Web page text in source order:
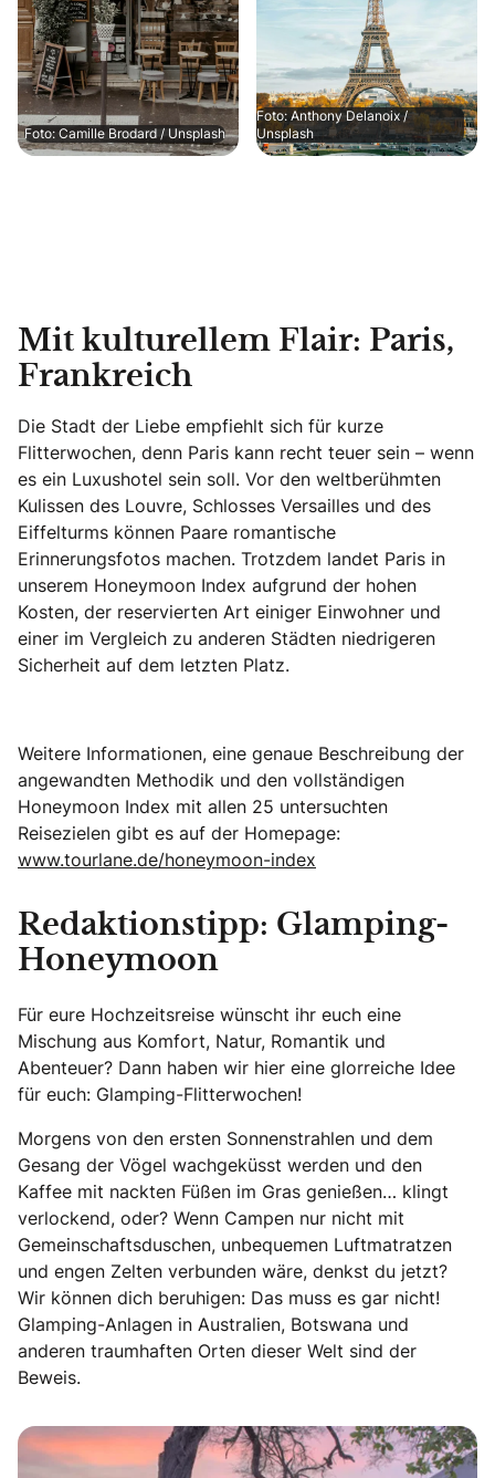
Foto: Camille Brodard / Unsplash
Foto: Anthony Delanoix /
Unsplash
Mit kulturellem Flair: Paris,
Frankreich
Die Stadt der Liebe empfiehlt sich für kurze
Flitterwochen, denn Paris kann recht teuer sein – wenn
es ein Luxushotel sein soll. Vor den weltberühmten
Kulissen des Louvre, Schlosses Versailles und des
Eiffelturms können Paare romantische
Erinnerungsfotos machen. Trotzdem landet Paris in
unserem Honeymoon Index aufgrund der hohen
Kosten, der reservierten Art einiger Einwohner und
einer im Vergleich zu anderen Städten niedrigeren
Sicherheit auf dem letzten Platz.
Weitere Informationen, eine genaue Beschreibung der
angewandten Methodik und den vollständigen
Honeymoon Index mit allen 25 untersuchten
Reisezielen gibt es auf der Homepage:
www.tourlane.de/honeymoon-index
Redaktionstipp: Glamping-
Honeymoon
Für eure Hochzeitsreise wünscht ihr euch eine
Mischung aus Komfort, Natur, Romantik und
Abenteuer? Dann haben wir hier eine glorreiche Idee
für euch: Glamping-Flitterwochen!
Morgens von den ersten Sonnenstrahlen und dem
Gesang der Vögel wachgeküsst werden und den
Kaffee mit nackten Füßen im Gras genießen… klingt
verlockend, oder? Wenn Campen nur nicht mit
Gemeinschaftsduschen, unbequemen Luftmatratzen
und engen Zelten verbunden wäre, denkst du jetzt?
Wir können dich beruhigen: Das muss es gar nicht!
Glamping-Anlagen in Australien, Botswana und
anderen traumhaften Orten dieser Welt sind der
Beweis.